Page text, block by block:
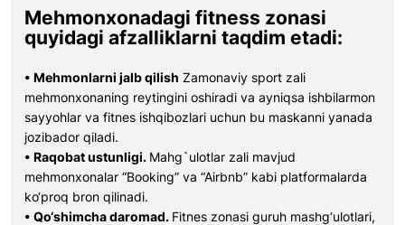
Mehmonxonadagi fitness zonasi
quyidagi afzalliklarni taqdim etadi:
• Mehmonlarni jalb qilish Zamonaviy sport zali
mehmonxonaning reytingini oshiradi va ayniqsa ishbilarmon
sayyohlar va fitnes ishqibozlari uchun bu maskanni yanada
jozibador qiladi.
• Raqobat ustunligi. Mahg`ulotlar zali mavjud
mehmonxonalar “Booking” va “Airbnb” kabi platformalarda
ko‘proq bron qilinadi.
• Qo‘shimcha daromad. Fitnes zonasi guruh mashg‘ulotlari,